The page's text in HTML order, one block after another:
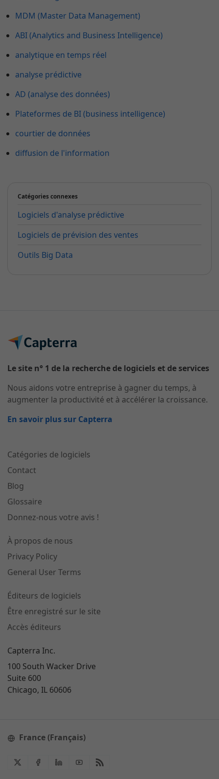
MDM (Master Data Management)
ABI (Analytics and Business Intelligence)
analytique en temps réel
analyse prédictive
AD (analyse des données)
Plateformes de BI (business intelligence)
courtier de données
diffusion de l'information
Catégories connexes
Logiciels d'analyse prédictive
Logiciels de prévision des ventes
Outils Big Data
Le site n° 1 de la recherche de logiciels et de services
Nous aidons votre entreprise à gagner du temps, à
augmenter la productivité et à accélérer la croissance.
En savoir plus sur Capterra
Catégories de logiciels
Contact
Blog
Glossaire
Donnez-nous votre avis !
À propos de nous
Privacy Policy
General User Terms
Éditeurs de logiciels
Être enregistré sur le site
Accès éditeurs
Capterra Inc.
100 South Wacker Drive
Suite 600
Chicago, IL 60606
France (Français)